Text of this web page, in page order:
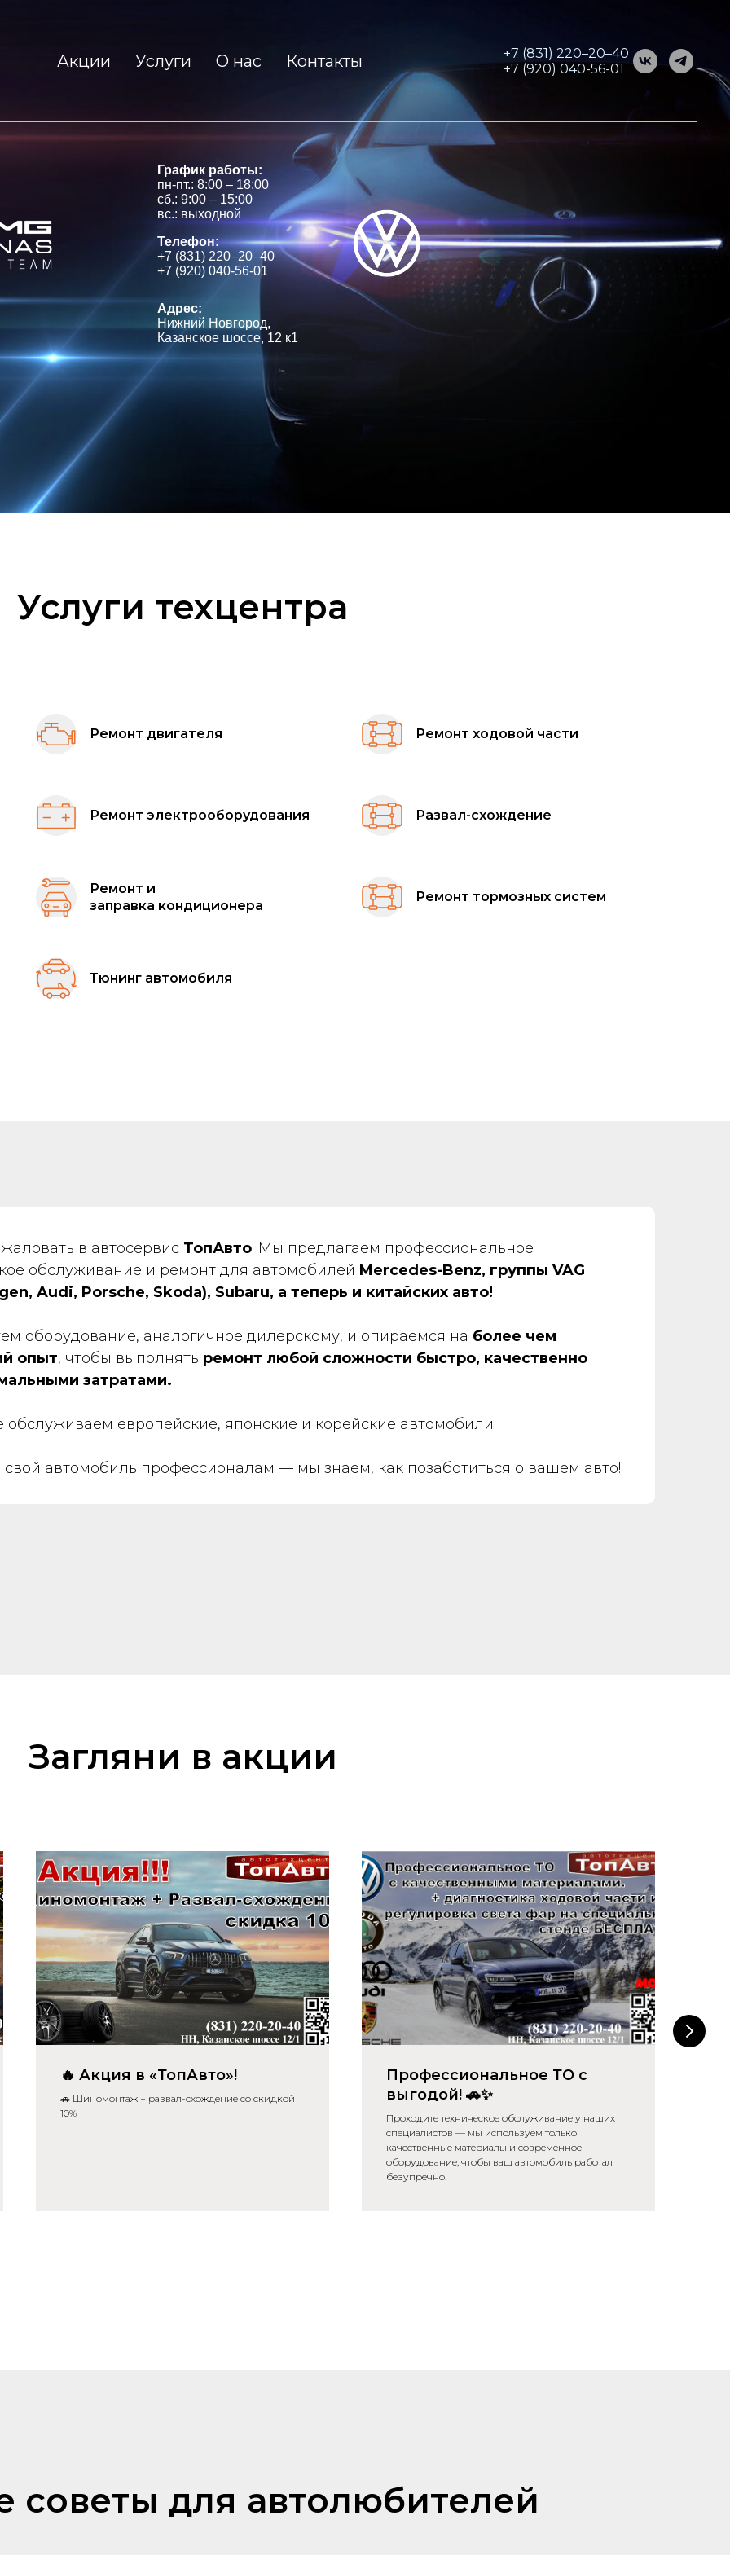
Акции Услуги О нас Контакты
+7 (831) 220–20–40
+7 (920) 040-56-01
График работы:
пн-пт.: 8:00 – 18:00
сб.: 9:00 – 15:00
вс.: выходной
Телефон:
+7 (831) 220–20–40
+7 (920) 040-56-01
Адрес:
Нижний Новгород,
Казанское шоссе, 12 к1
Услуги техцентра
Ремонт двигателя Ремонт ходовой части
Ремонт электрооборудования Развал-схождение
Ремонт и
заправка кондиционера
Ремонт тормозных систем
Тюнинг автомобиля
в автосервис ТопАвто! Мы предлагаем профессиональное
обслуживание и ремонт для автомобилей Mercedes-Benz, группы VAG
Audi, Porsche, Skoda), Subaru, а теперь и китайских авто!
оборудование, аналогичное дилерскому, и опираемся на более чем
опыт, чтобы выполнять ремонт любой сложности быстро, качественно
затратами.
европейские, японские и корейские автомобили.
свой автомобиль профессионалам — мы знаем, как позаботиться о вашем авто!
Загляни в акции
🔥 Акция в «ТопАвто»!
🚗 Шиномонтаж + развал-схождение со скидкой
10%
Профессиональное ТО с
выгодой! 🚗✨
Проходите техническое обслуживание у наших
специалистов — мы используем только
качественные материалы и современное
оборудование, чтобы ваш автомобиль работал
безупречно.
советы для автолюбителей